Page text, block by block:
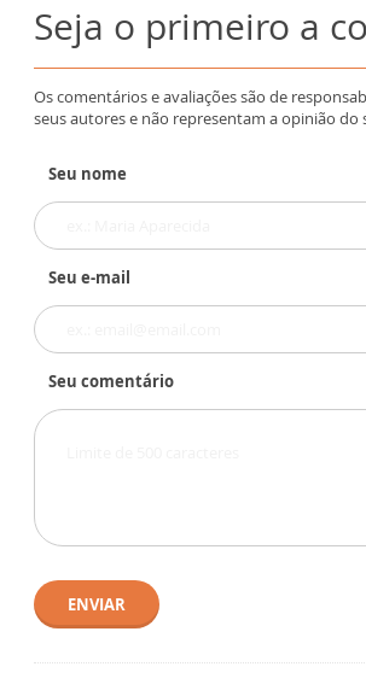
Seja o primeiro a
Os comentários e avaliações são de
seus autores e não representam a opinião do
Seu nome
Seu e-mail
Seu comentário
ENVIAR